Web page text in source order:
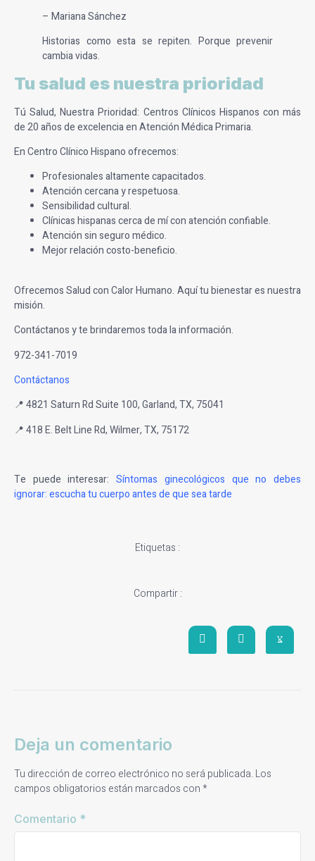
– Mariana Sánchez
Historias como esta se repiten. Porque prevenir
cambia vidas.
Tu salud es nuestra prioridad
Tú Salud, Nuestra Prioridad: Centros Clínicos Hispanos con más
de 20 años de excelencia en Atención Médica Primaria.
En Centro Clínico Hispano ofrecemos:
Profesionales altamente capacitados.
Atención cercana y respetuosa.
Sensibilidad cultural.
Clínicas hispanas cerca de mí con atención confiable.
Atención sin seguro médico.
Mejor relación costo-beneficio.
Ofrecemos Salud con Calor Humano. Aquí tu bienestar es nuestra
misión.
Contáctanos y te brindaremos toda la información.
972-341-7019
Contáctanos
📍 4821 Saturn Rd Suite 100, Garland, TX, 75041
📍 418 E. Belt Line Rd, Wilmer, TX, 75172
Te puede interesar:Síntomas ginecológicos que no debes
ignorar: escucha tu cuerpo antes de que sea tarde
Etiquetas :
Compartir :
Deja un comentario
Tu dirección de correo electrónico no será publicada. Los
campos obligatorios están marcados con*
Comentario *